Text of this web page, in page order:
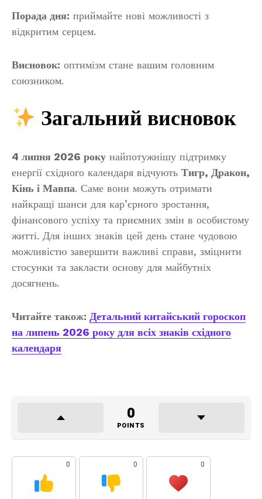
Порада дня: приймайте нові можливості з
відкритим серцем.
Висновок: оптимізм стане вашим головним
союзником.
Загальний висновок
4 липня 2026 року найпотужнішу підтримку
енергії східного календаря відчують Тигр, Дракон,
Кінь і Мавпа. Саме вони можуть отримати
найкращі шанси для кар’єрного зростання,
фінансового успіху та приємних змін в особистому
житті. Для інших знаків цей день стане чудовою
можливістю завершити важливі справи, зміцнити
стосунки та закласти основу для майбутніх
досягнень.
Читайте також: Детальний китайський гороскоп
на липень 2026 року для всіх знаків східного
календаря
0
POINTS
0 0 0